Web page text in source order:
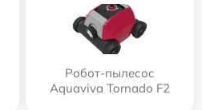
Робот-пылесос
Aquaviva Tornado F2